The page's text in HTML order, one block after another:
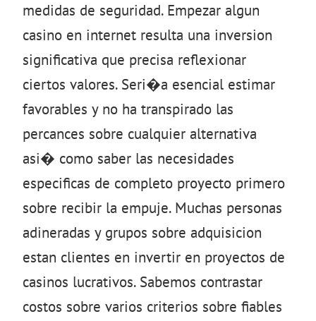
medidas de seguridad. Empezar algun
casino en internet resulta una inversion
significativa que precisa reflexionar
ciertos valores. Seri�a esencial estimar
favorables y no ha transpirado las
percances sobre cualquier alternativa
asi� como saber las necesidades
especificas de completo proyecto primero
sobre recibir la empuje. Muchas personas
adineradas y grupos sobre adquisicion
estan clientes en invertir en proyectos de
casinos lucrativos. Sabemos contrastar
costos sobre varios criterios sobre fiables